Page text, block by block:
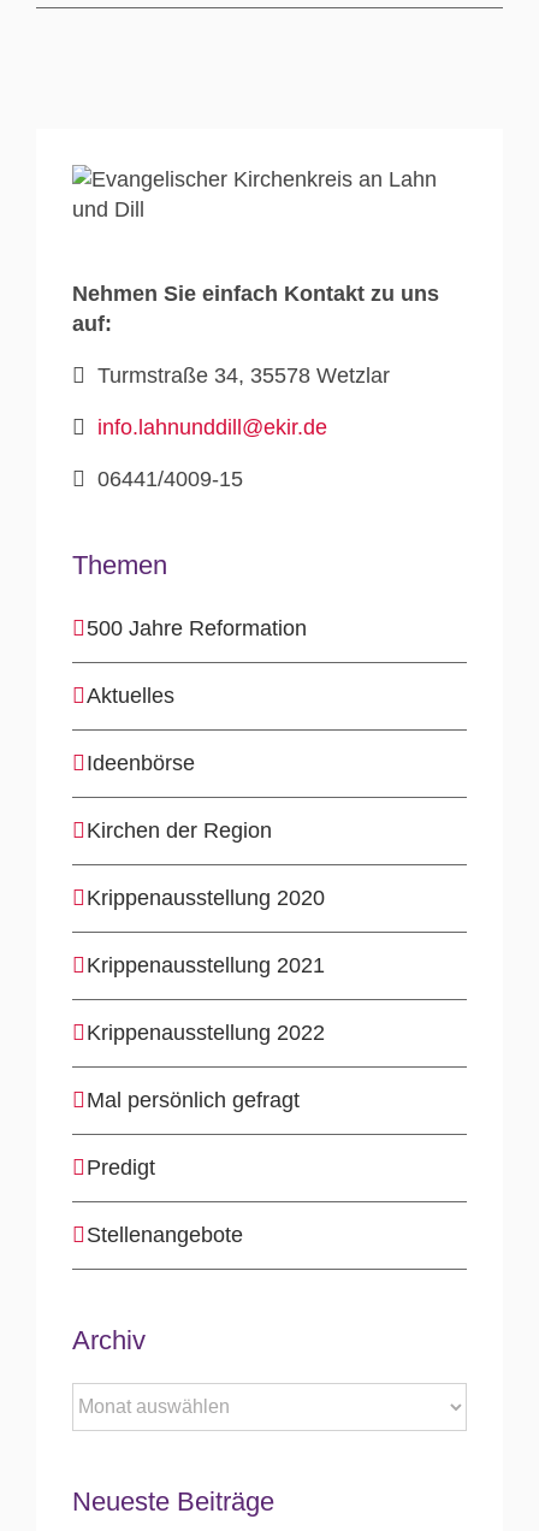
Nehmen Sie einfach Kontakt zu uns
auf:
Turmstraße 34, 35578 Wetzlar
info.lahnunddill@ekir.de
06441/4009-15
Themen
500 Jahre Reformation
Aktuelles
Ideenbörse
Kirchen der Region
Krippenausstellung 2020
Krippenausstellung 2021
Krippenausstellung 2022
Mal persönlich gefragt
Predigt
Stellenangebote
Archiv
Archiv
Neueste Beiträge